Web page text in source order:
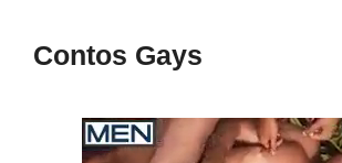
paraContos Gays